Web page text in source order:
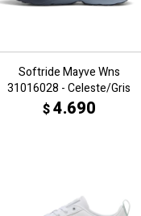
Softride Mayve Wns
31016028 - Celeste/Gris
$4.690